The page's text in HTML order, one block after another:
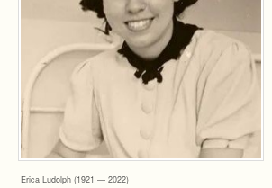
Erica Ludolph (1921 — 2022)